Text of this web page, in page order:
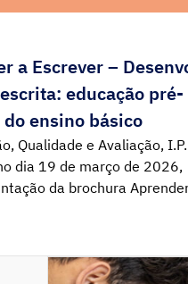
a Escrever –
educação pré-
ensino básico
Qualidade e Avaliação, I.P.
dia 19 de março de 2026,
da brochura
digital, encontra-se
Aceda ao